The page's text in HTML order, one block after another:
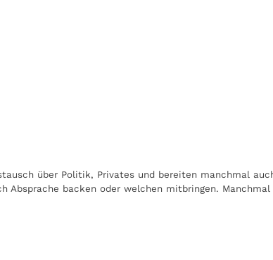
über Politik, Privates und bereiten manchmal
Absprache backen oder welchen mitbringen.